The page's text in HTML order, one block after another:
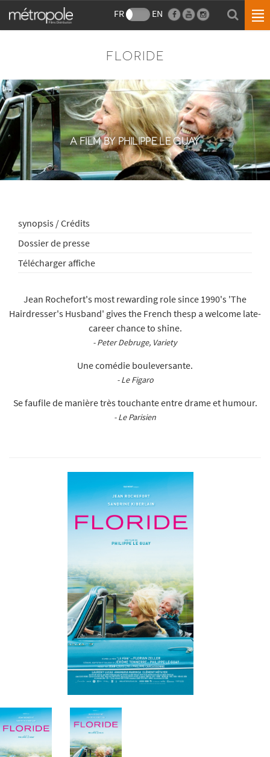
FR EN
FLORIDE
A FILM BY PHILIPPE LE GUAY
synopsis / Crédits
Dossier de presse
Télécharger affiche
Jean Rochefort's most rewarding role since 1990's 'The
Hairdresser's Husband' gives the French thesp a welcome late-
career chance to shine.
- Peter Debruge, Variety
Une comédie bouleversante.
- Le Figaro
Se faufile de manière très touchante entre drame et humour.
- Le Parisien